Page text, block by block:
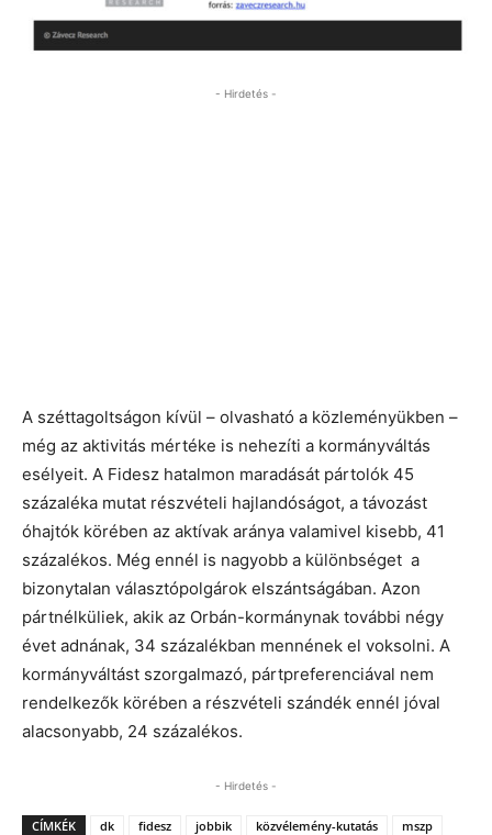
- Hirdetés -
A széttagoltságon kívül – olvasható a közleményükben –
még az aktivitás mértéke is nehezíti a kormányváltás
esélyeit. A Fidesz hatalmon maradását pártolók 45
százaléka mutat részvételi hajlandóságot, a távozást
óhajtók körében az aktívak aránya valamivel kisebb, 41
százalékos. Még ennél is nagyobb a különbséget a
bizonytalan választópolgárok elszántságában. Azon
pártnélküliek, akik az Orbán-kormánynak további négy
évet adnának, 34 százalékban mennének el voksolni. A
kormányváltást szorgalmazó, pártpreferenciával nem
rendelkezők körében a részvételi szándék ennél jóval
alacsonyabb, 24 százalékos.
- Hirdetés -
CÍMKÉK dk fidesz jobbik közvélemény-kutatás
mszp